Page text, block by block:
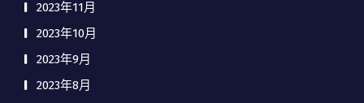
2023年11月
2023年10月
2023年9月
2023年8月